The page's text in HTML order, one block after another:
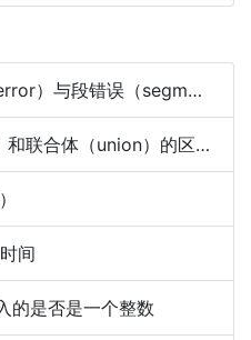
错误（segmentation fault）
联合体（union）的区别
间
的是否是一个整数